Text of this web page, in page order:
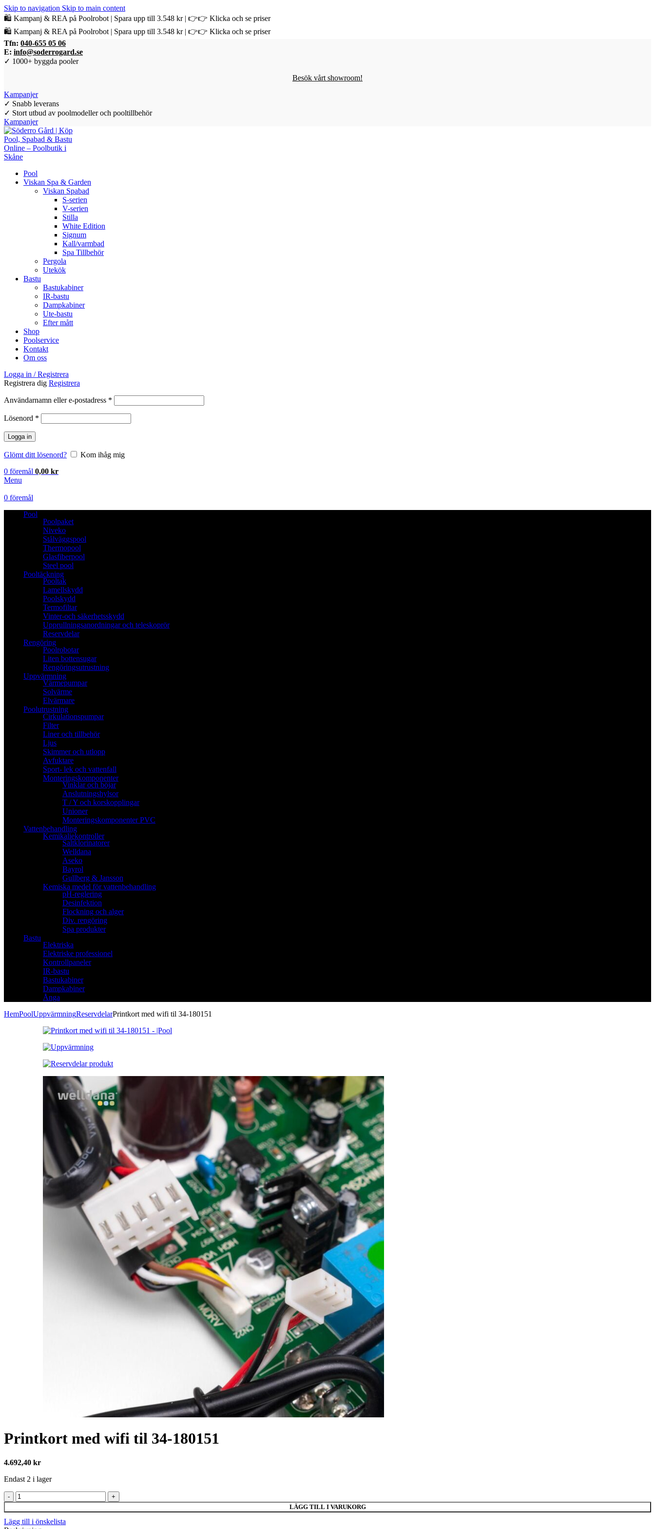
Skip to navigation Skip to main content
🛍️ Kampanj & REA på Poolrobot | Spara upp till 3.548 kr | 👉👉 Klicka och se priser
🛍️ Kampanj & REA på Poolrobot | Spara upp till 3.548 kr | 👉👉 Klicka och se priser
Tfn: 040-655 05 06
E: info@soderrogard.se
✓ 1000+ byggda pooler
Besök vårt showroom!
Kampanjer
✓ Snabb leverans
✓ Stort utbud av poolmodeller och pooltillbehör
Kampanjer
Pool
Viskan Spa & Garden
Viskan Spabad
S-serien
V-serien
Stilla
White Edition
Signum
Kall/varmbad
Spa Tillbehör
Pergola
Utekök
Bastu
Bastukabiner
IR-bastu
Dampkabiner
Ute-bastu
Efter mått
Shop
Poolservice
Kontakt
Om oss
Logga in / Registrera
Registrera dig Registrera
Användarnamn eller e-postadress *
Lösenord *
Logga in
Glömt ditt lösenord?
Kom ihåg mig
0 föremål 0,00 kr
Menu
0 föremål
Pool
Poolpaket
Niveko
Stålväggspool
Thermopool
Glasfiberpool
Steel pool
Pooltäckning
Pooltak
Lamellskydd
Poolskydd
Termofiltar
Vinter-och säkerhetsskydd
Upprullningsanordningar och teleskoprör
Reservdelar
Rengöring
Poolrobotar
Liten bottensugar
Rengöringsutrustning
Uppvärmning
Värmepumpar
Solvärme
Elvärmare
Poolutrustning
Cirkulationspumpar
Filter
Liner och tillbehör
Ljus
Skimmer och utlopp
Avfuktare
Sport- lek och vattenfall
Monteringskomponenter
Vinklar och böjar
Anslutningshylsor
T / Y och korskopplingar
Unioner
Monteringskomponenter PVC
Vattenbehandling
Kemikaliekontroller
Saltklorinatorer
Welldana
Aseko
Bayrol
Gullberg & Jansson
Kemiska medel för vattenbehandling
pH-reglering
Desinfektion
Flockning och alger
Div. rengöring
Spa produkter
Bastu
Elektriska
Elektriske professionel
Kontrollpaneler
IR-bastu
Bastukabiner
Dampkabiner
Ånga
HemPoolUppvärmningReservdelarPrintkort med wifi til 34-180151
Printkort med wifi til 34-180151
4.692,40 kr
Endast 2 i lager
Printkort
med
wifi
til
LÄGG TILL I VARUKORG
Lägg till i önskelista